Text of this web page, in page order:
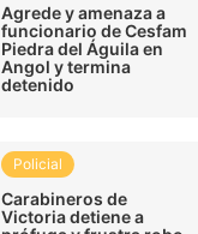
Agrede y amenaza a
funcionario de Cesfam
Piedra del Águila en
Angol y termina
detenido
Policial
Carabineros de
Victoria detiene a